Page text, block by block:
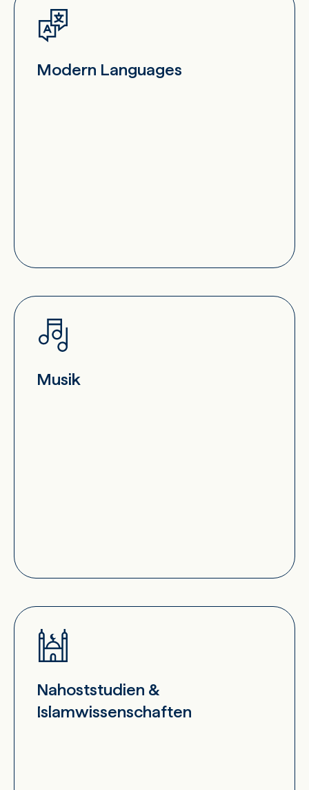
Modern Languages
Musik
Nahoststudien &
Islamwissenschaften